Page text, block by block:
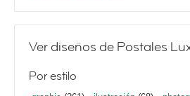
Ver diseños de Postales
Por estilo